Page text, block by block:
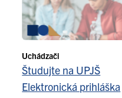
Uchádzači
Študujte na UPJŠ
Elektronická prihláška